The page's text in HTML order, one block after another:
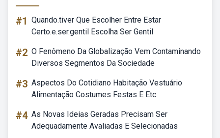
#1 Quando.tiver Que Escolher Entre Estar
Certo.e.ser.gentil Escolha Ser Gentil
#2 O Fenômeno Da Globalização Vem Contaminando
Diversos Segmentos Da Sociedade
#3 Aspectos Do Cotidiano Habitação Vestuário
Alimentação Costumes Festas E Etc
#4 As Novas Ideias Geradas Precisam Ser
Adequadamente Avaliadas E Selecionadas